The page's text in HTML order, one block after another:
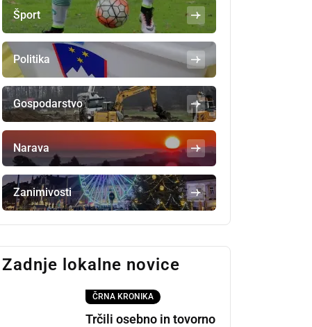
Šport
Politika
Gospodarstvo
Narava
Zanimivosti
Zadnje lokalne novice
ČRNA KRONIKA
Trčili osebno in tovorno